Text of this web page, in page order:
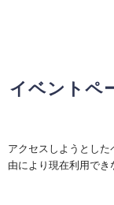
イベントペ
アクセスしようとし
由により現在利用で